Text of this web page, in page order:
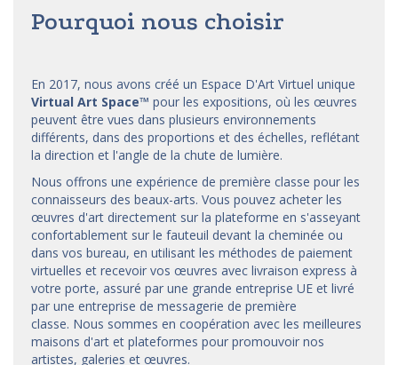
Pourquoi nous choisir
En 2017, nous avons créé un Espace D'Art Virtuel unique
Virtual Art Space™ pour les expositions, où les œuvres
peuvent être vues dans plusieurs environnements
différents, dans des proportions et des échelles, reflétant
la direction et l'angle de la chute de lumière.
Nous offrons une expérience de première classe pour les
connaisseurs des beaux-arts. Vous pouvez acheter les
œuvres d'art directement sur la plateforme en s'asseyant
confortablement sur le fauteuil devant la cheminée ou
dans vos bureau, en utilisant les méthodes de paiement
virtuelles et recevoir vos œuvres avec livraison express à
votre porte, assuré par une grande entreprise UE et livré
par une entreprise de messagerie de première
classe. Nous sommes en coopération avec les meilleures
maisons d'art et plateformes pour promouvoir nos
artistes, galeries et œuvres.